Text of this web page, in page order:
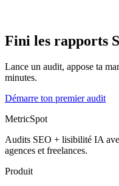
Fini les rapports
Lance un audit, appose ta
minutes.
Démarre ton premier audit
MetricSpot
Audits SEO + lisibilité IA
agences et freelances.
Produit